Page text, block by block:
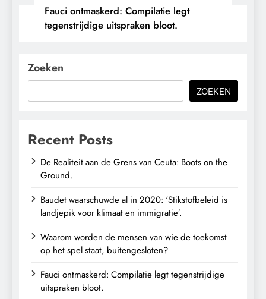
Fauci ontmaskerd: Compilatie legt
tegenstrijdige uitspraken bloot.
Zoeken
ZOEKEN
Recent Posts
De Realiteit aan de Grens van Ceuta: Boots on the
Ground.
Baudet waarschuwde al in 2020: ‘Stikstofbeleid is
landjepik voor klimaat en immigratie’.
Waarom worden de mensen van wie de toekomst
op het spel staat, buitengesloten?
Fauci ontmaskerd: Compilatie legt tegenstrijdige
uitspraken bloot.